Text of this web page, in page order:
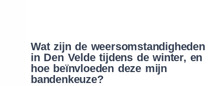
Wat zijn de weersomstandigheden
in Den Velde tijdens de winter, en
hoe beïnvloeden deze mijn
bandenkeuze?